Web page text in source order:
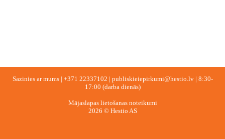
Sazinies ar mums | +371 22337102 | publiskieiepirkumi@hestio.lv| 8:30-
17:00 (darba dienās)
Mājaslapas lietošanas noteikumi
2026 © Hestio AS